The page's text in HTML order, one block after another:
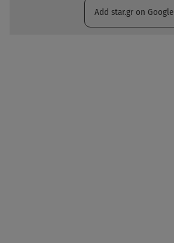
Add star.gr on Google